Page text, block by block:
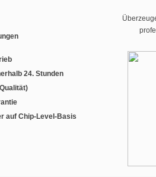
24. Stunden
auf Chip-Level-Basis